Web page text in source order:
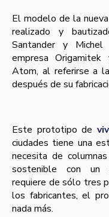
El modelo de la
realizado y
Santander y Michel
empresa
Atom, al referirse a
después de su
Este prototipo de
ciudades tiene una
necesita de
sostenible con un
requiere de sólo tres
los fabricantes, el
nada más.